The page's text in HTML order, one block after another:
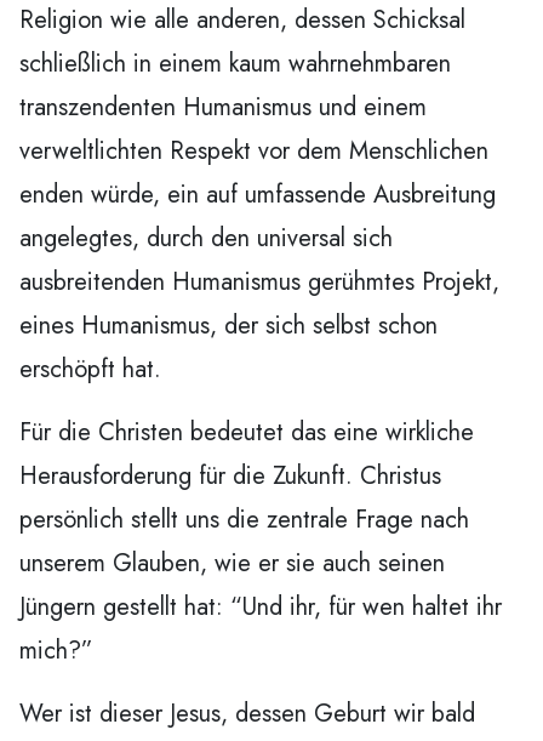
Religion wie alle anderen, dessen Schicksal
schließlich in einem kaum wahrnehmbaren
transzendenten Humanismus und einem
verweltlichten Respekt vor dem Menschlichen
enden würde, ein auf umfassende Ausbreitung
angelegtes, durch den universal sich
ausbreitenden Humanismus gerühmtes Projekt,
eines Humanismus, der sich selbst schon
erschöpft hat.
Für die Christen bedeutet das eine wirkliche
Herausforderung für die Zukunft. Christus
persönlich stellt uns die zentrale Frage nach
unserem Glauben, wie er sie auch seinen
Jüngern gestellt hat: “Und ihr, für wen haltet ihr
mich?”
Wer ist dieser Jesus, dessen Geburt wir bald